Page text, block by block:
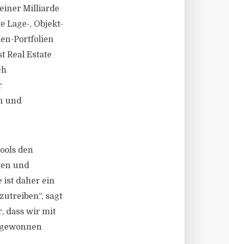
Milliarde
Lage-, Objekt-
Portfolien
Real Estate
und
den
und
ist daher ein
sagt
dass wir mit